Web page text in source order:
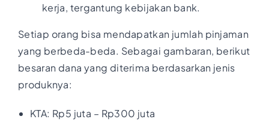
kerja, tergantung kebijakan bank.
Setiap orang bisa mendapatkan jumlah pinjaman
yang berbeda-beda. Sebagai gambaran, berikut
besaran dana yang diterima berdasarkan jenis
produknya:
KTA: Rp5 juta – Rp300 juta